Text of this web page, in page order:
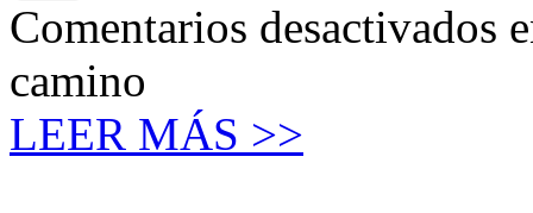
Comentarios desactivados
camino
LEER MÁS >>